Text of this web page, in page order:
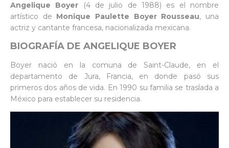
Angelique Boyer (4 de julio de 1988) es el nombre
artístico de Monique Paulette Boyer Rousseau, una
actriz y cantante francesa, nacionalizada mexicana.
BIOGRAFÍA DE ANGELIQUE BOYER
Boyer nació en la comuna de Saint-Claude, en el
departamento de Jura, Francia, en donde pasó sus
primeros dos años de vida. En 1990 su familia se traslada a
México para establecer su residencia.